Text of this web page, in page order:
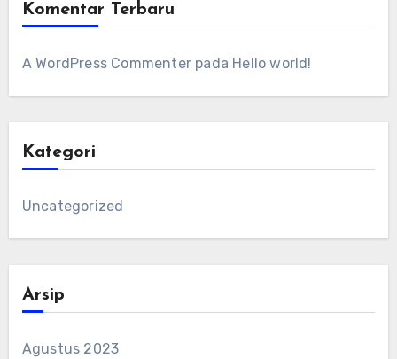
Komentar Terbaru
A WordPress Commenterpada Hello world!
Kategori
Uncategorized
Arsip
Agustus 2023